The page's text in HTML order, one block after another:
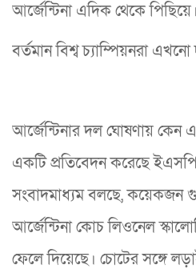
আর্জেন্টিনা এদিক থেকে পিছিয়ে।
বর্তমান বিশ্ব চ্যাম্পিয়নরা
আর্জেন্টিনার দল ঘোষণায় কেন
একটি প্রতিবেদন করেছে
সংবাদমাধ্যম বলছে, কয়েকজন
আর্জেন্টিনা কোচ লিওনেল
ফেলে দিয়েছে। চোটের সঙ্গে